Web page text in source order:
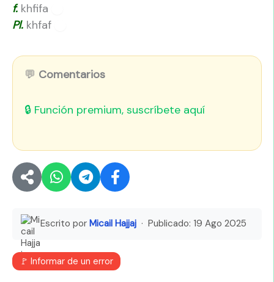
f.khfifa
Pl. khfaf
💬 Comentarios
🔒 Función premium, suscríbete aquí
Escrito por Micail Hajjaj · Publicado: 19 Ago 2025
🚩 Informar de un error